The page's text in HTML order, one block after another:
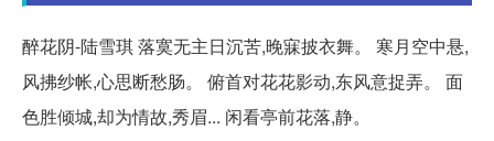
醉花阴-陆雪琪 落寞无主日沉苦,晚寐披衣舞。 寒月空中悬,
风拂纱帐,心思断愁肠。 俯首对花花影动,东风意捉弄。 面
色胜倾城,却为情故,秀眉... 闲看亭前花落,静。